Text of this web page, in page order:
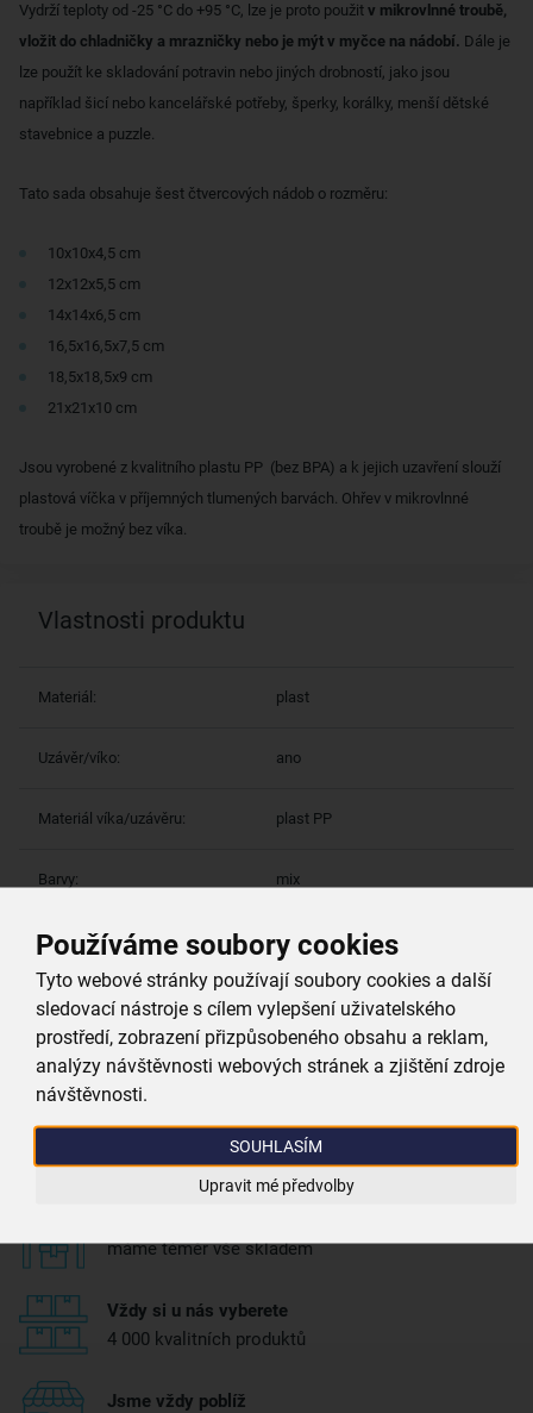
Používáme soubory cookies
Tyto webové stránky používají soubory cookies a další
sledovací nástroje s cílem vylepšení uživatelského
prostředí, zobrazení přizpůsobeného obsahu a reklam,
analýzy návštěvnosti webových stránek a zjištění zdroje
návštěvnosti.
SOUHLASÍM
Upravit mé předvolby
Vydrží teploty od -25 °C do +95 °C, lze je proto použit v mikrovlnné troubě,
vložit do chladničky a mrazničky nebo je mýt v myčce na nádobí. Dále je
lze použít ke skladování potravin nebo jiných drobností, jako jsou
například šicí nebo kancelářské potřeby, šperky, korálky, menší dětské
stavebnice a puzzle.
Tato sada obsahuje šest čtvercových nádob o rozměru:
10x10x4,5 cm
12x12x5,5 cm
14x14x6,5 cm
16,5x16,5x7,5 cm
18,5x18,5x9 cm
21x21x10 cm
Jsou vyrobené z kvalitního plastu PP (bez BPA) a k jejich uzavření slouží
plastová víčka v příjemných tlumených barvách. Ohřev v mikrovlnné
troubě je možný bez víka.
Vlastnosti produktu
Materiál: plast
Uzávěr/víko: ano
Materiál víka/uzávěru: plast PP
Barvy: mix
Více parametrů (8)
Proč si vybrat právě nás
Doprava zdarma
při nákupu nad 999 Kč
máme téměr vše skladem
Vždy si u nás vyberete
4 000 kvalitních produktů
Jsme vždy poblíž